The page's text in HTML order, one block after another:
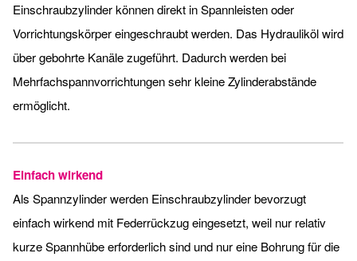
Einschraubzylinder können direkt in Spannleisten oder
Vorrichtungskörper eingeschraubt werden. Das Hydrauliköl wird
über gebohrte Kanäle zugeführt. Dadurch werden bei
Mehrfachspannvorrichtungen sehr kleine Zylinderabstände
ermöglicht.
Einfach wirkend
Als Spannzylinder werden Einschraubzylinder bevorzugt
einfach wirkend mit Federrückzug eingesetzt, weil nur relativ
kurze Spannhübe erforderlich sind und nur eine Bohrung für die